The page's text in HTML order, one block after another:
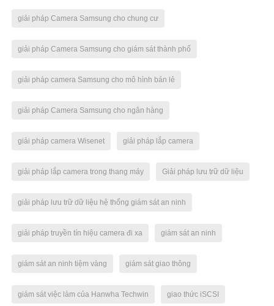
giải pháp Camera Samsung cho chung cư
giải pháp Camera Samsung cho giám sát thành phố
giải pháp camera Samsung cho mô hình bán lẻ
giải pháp Camera Samsung cho ngân hàng
giải pháp camera Wisenet giải pháp lắp camera
giải pháp lắp camera trong thang máy Giải pháp lưu trữ dữ liệu
giải pháp lưu trữ dữ liệu hệ thống giám sát an ninh
giải pháp truyền tín hiệu camera đi xa giám sát an ninh
giám sát an ninh tiệm vàng giám sát giao thông
giám sát việc làm của Hanwha Techwin giao thức iSCSI